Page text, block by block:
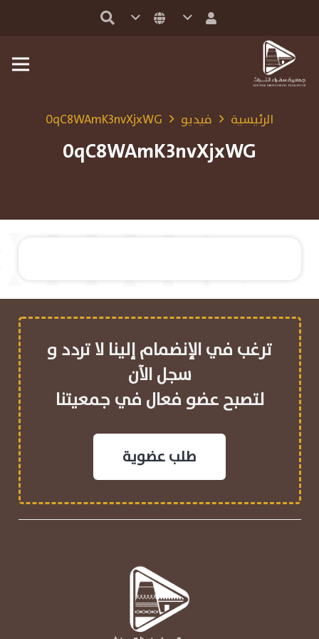
الرئيسية فيديو 0qC8WAmK3nvXjxWG
0qC8WAmK3nvXjxWG
ترغب في الإنضمام إلينا لا تردد و
سجل الآن
لتصبح عضو فعال في جمعيتنا
طلب عضوية